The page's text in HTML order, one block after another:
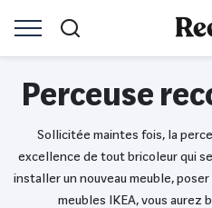
Perceuse
Sollicitée maintes fois, la
excellence de tout bricoleur qui
installer un nouveau meuble,
meubles IKEA, vous aurez